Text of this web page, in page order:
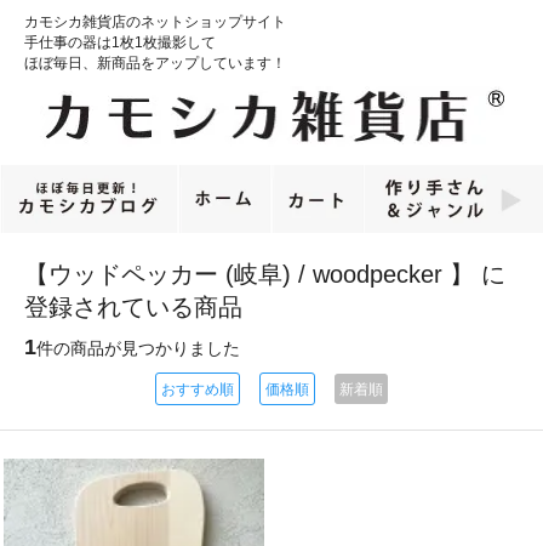
カモシカ雑貨店のネットショップサイト
手仕事の器は1枚1枚撮影して
ほぼ毎日、新商品をアップしています！
【ウッドペッカー (岐阜) / woodpecker 】 に
登録されている商品
1件の商品が見つかりました
おすすめ順 価格順 新着順